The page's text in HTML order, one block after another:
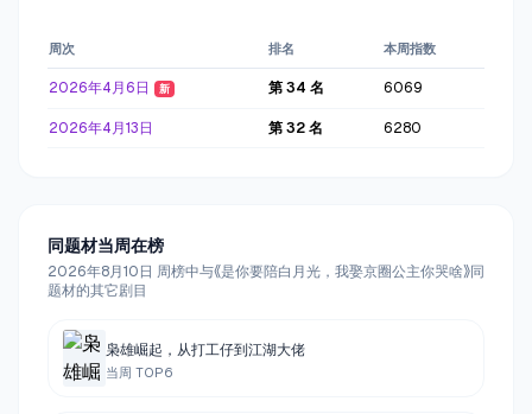
周次 排名 本周指数
2026年4月6日 新 第 34 名 6069
2026年4月13日 第 32 名 6280
同题材当周在榜
2026年8月10日 周榜中与《是你要陪白月光，我娶京圈公主你哭啥》同
题材的其它剧目
枭雄崛起，从打工仔到江湖大佬
当周 TOP6